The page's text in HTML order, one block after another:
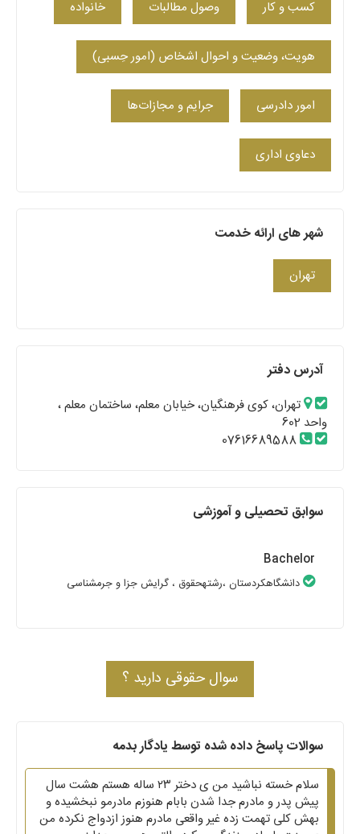
کسب‌ و کار وصول مطالبات خانواده
هویت، وضعیت و احوال اشخاص (امور حِسبی)
امور دادرسی جرایم و مجازات‌ها
دعاوی اداری
شهر های ارائه خدمت
تهران
آدرس دفتر
تهران، کوی فرهنگیان، خیابان معلم، ساختمان معلم ،
واحد 602
07616689588
سوابق تحصیلی و آموزشی
Bachelor
دانشگاهکردستان ،رشتهحقوق ، گرایش جزا و جرمشناسی
سوال حقوقی دارید ؟
سوالات پاسخ داده شده توسط یادگار بدمه
سلام خسته نباشید من ی دختر ۲۳ ساله هستم هشت سال
پیش پدر و مادرم جدا شدن بابام هنوزم مادرمو نبخشیده و
بهش کلی تهمت زده غیر واقعی مادرم هنوز ازدواج نکرده من